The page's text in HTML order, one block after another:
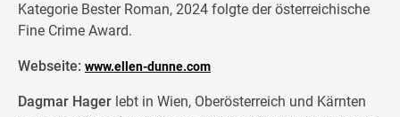
Kategorie Bester Roman, 2024 folgte der österreichische
Fine Crime Award.
Webseite: www.ellen-dunne.com
Dagmar Hager lebt in Wien, Oberösterreich und Kärnten